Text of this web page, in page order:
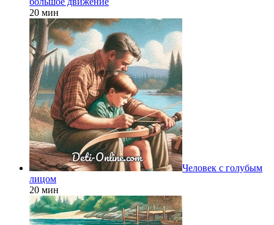
20 мин
Человек с голубым
лицом
20 мин